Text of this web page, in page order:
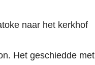
naar het kerkhof
Het geschiedde met